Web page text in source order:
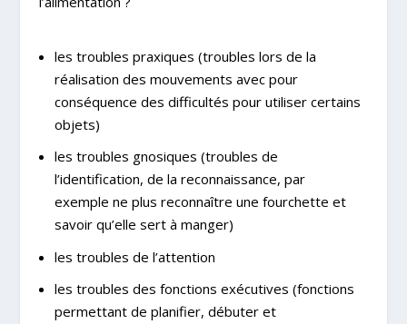
les troubles praxiques (troubles lors de la
réalisation des mouvements avec pour
conséquence des difficultés pour utiliser certains
objets)
les troubles gnosiques (troubles de
l’identification, de la reconnaissance, par
exemple ne plus reconnaître une fourchette et
savoir qu’elle sert à manger)
les troubles de l’attention
les troubles des fonctions exécutives (fonctions
permettant de planifier, débuter et